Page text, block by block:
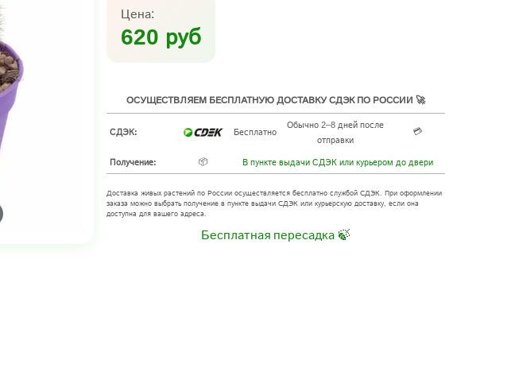
Цена:
620 руб
ОСУЩЕСТВЛЯЕМ БЕСПЛАТНУЮ ДОСТАВКУ СДЭК ПО РОССИИ 🚀
СДЭК: Бесплатно
Обычно 2–8 дней после
отправки
💳
Получение: 📦 В пункте выдачи СДЭК или курьером до двери
Доставка живых растений по России осуществляется бесплатно службой СДЭК. При оформлении
заказа можно выбрать получение в пункте выдачи СДЭК или курьерскую доставку, если она
доступна для вашего адреса.
Бесплатная пересадка 🍃